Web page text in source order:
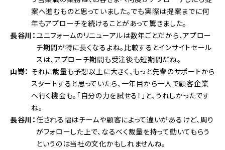
案へ進むものと思っていました。でも実際は提案までに何
年もアプローチを続けることがあって驚きました。
長谷川 ユニフォームのリニューアルは数年ごとだから、アプロー
チ期間が特に長くなるよね。比較するとインサイトセール
スは、アプローチ期間も受注後も短期間だね。
山嵜
それに裁量も予想以上に大きく、もっと先輩のサポートから
スタートすると思っていたら、一年目から一人で顧客企業
へ行く機会も。「自分の力を試せる！」と、うれしかったです
ね。
長谷川 任される幅はチームや顧客によって違いがあるけど、周り
がフォローした上で、なるべく裁量を持って動いてもらう
というのは当社の文化かもしれませんね。